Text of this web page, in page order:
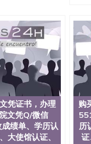
分校成绩单、学历认证
凭证书，办理
文凭Q/微信
绩单、学历认
大使馆认证、
购
历